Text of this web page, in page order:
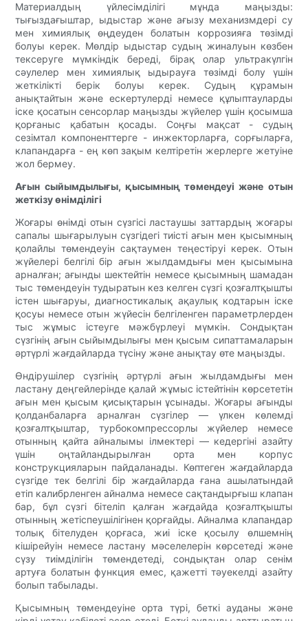
Материалдың үйлесімділігі мұнда маңызды:
тығыздағыштар, ыдыстар және ағызу механизмдері су
мен химиялық өңдеуден болатын коррозияға төзімді
болуы керек. Мөлдір ыдыстар судың жиналуын көзбен
тексеруге мүмкіндік береді, бірақ олар ультракүлгін
сәулелер мен химиялық ыдырауға төзімді болу үшін
жеткілікті берік болуы керек. Судың құрамын
анықтайтын және ескертулерді немесе құлыптауларды
іске қосатын сенсорлар маңызды жүйелер үшін қосымша
қорғаныс қабатын қосады. Соңғы мақсат - судың
сезімтал компоненттерге - инжекторларға, сорғыларға,
клапандарға - ең көп зақым келтіретін жерлерге жетуіне
жол бермеу.
Ағын сыйымдылығы, қысымның төмендеуі және отын
жеткізу өнімділігі
Жоғары өнімді отын сүзгісі ластаушы заттардың жоғары
сапалы шығарылуын сүзгідегі тиісті ағын мен қысымның
қолайлы төмендеуін сақтаумен теңестіруі керек. Отын
жүйелері белгілі бір ағын жылдамдығы мен қысымына
арналған; ағынды шектейтін немесе қысымның шамадан
тыс төмендеуін тудыратын кез келген сүзгі қозғалтқышты
істен шығаруы, диагностикалық ақаулық кодтарын іске
қосуы немесе отын жүйесін белгіленген параметрлерден
тыс жұмыс істеуге мәжбүрлеуі мүмкін. Сондықтан
сүзгінің ағын сыйымдылығы мен қысым сипаттамаларын
әртүрлі жағдайларда түсіну және анықтау өте маңызды.
Өндірушілер сүзгінің әртүрлі ағын жылдамдығы мен
ластану деңгейлерінде қалай жұмыс істейтінін көрсететін
ағын мен қысым қисықтарын ұсынады. Жоғары ағынды
қолданбаларға арналған сүзгілер — үлкен көлемді
қозғалтқыштар, турбокомпрессорлы жүйелер немесе
отынның қайта айналымы ілмектері — кедергіні азайту
үшін оңтайландырылған орта мен корпус
конструкцияларын пайдаланады. Көптеген жағдайларда
сүзгіде тек белгілі бір жағдайларда ғана ашылатындай
етіп калибрленген айналма немесе сақтандырғыш клапан
бар, бұл сүзгі бітеліп қалған жағдайда қозғалтқышты
отынның жетіспеушілігінен қорғайды. Айналма клапандар
толық бітелуден қорғаса, жиі іске қосылу өлшемнің
кішірейуін немесе ластану мәселелерін көрсетеді және
сүзу тиімділігін төмендетеді, сондықтан олар сенім
артуға болатын функция емес, қажетті тәуекелді азайту
болып табылады.
Қысымның төмендеуіне орта түрі, беткі ауданы және